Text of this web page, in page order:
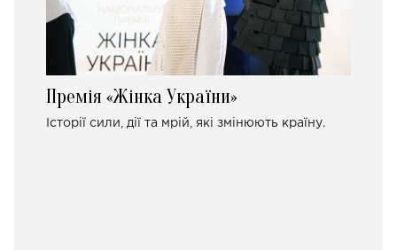
Премія «Жінка України»
Історії сили, дії та мрій, які змінюють країну.